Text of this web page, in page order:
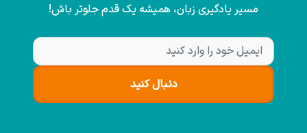
مسیر یادگیری زبان، همیشه یک قدم جلوتر باش!
دنبال کنید